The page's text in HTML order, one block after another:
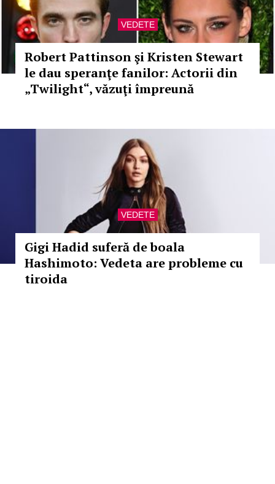
VEDETE
Robert Pattinson şi Kristen Stewart
le dau speranţe fanilor: Actorii din
„Twilight“, văzuţi împreună
VEDETE
Gigi Hadid suferă de boala
Hashimoto: Vedeta are probleme cu
tiroida